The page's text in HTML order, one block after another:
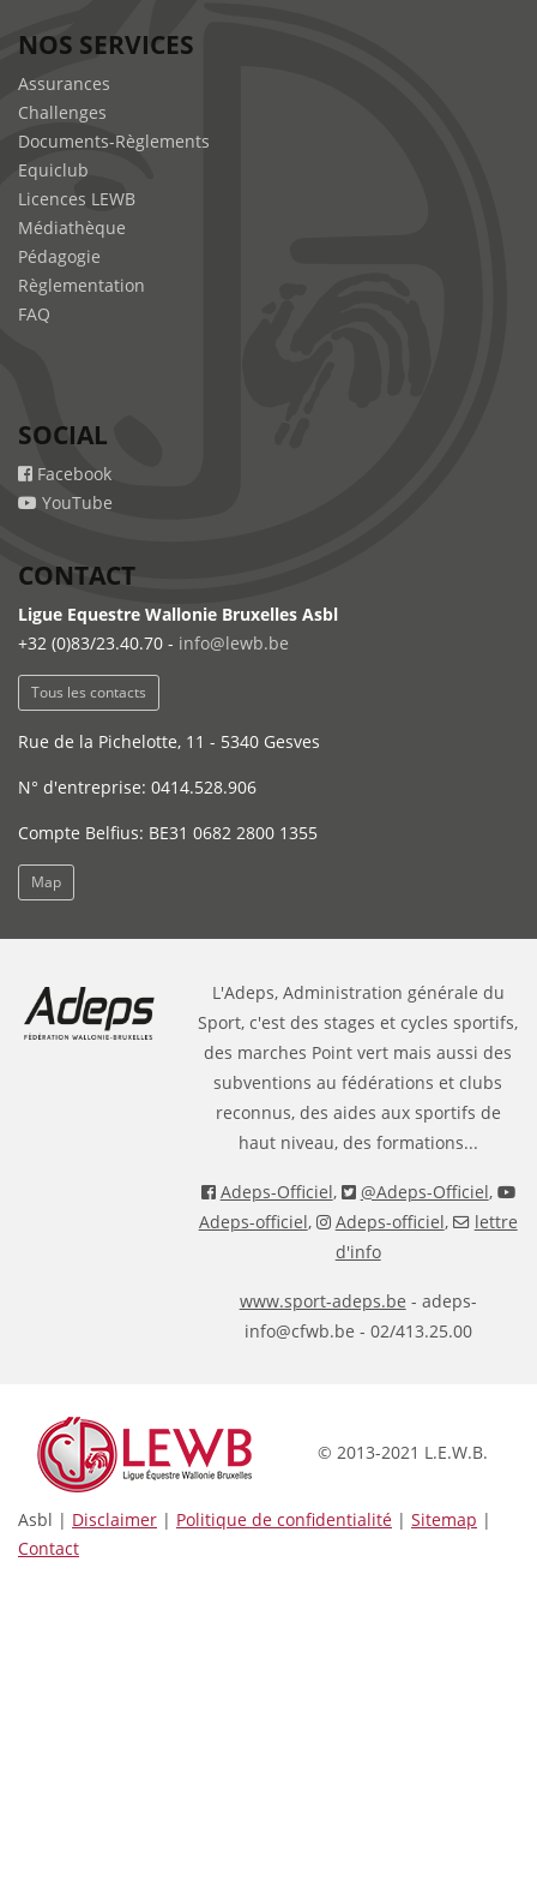
NOS SERVICES
Assurances
Challenges
Documents-Règlements
Equiclub
Licences LEWB
Médiathèque
Pédagogie
Règlementation
FAQ
SOCIAL
Facebook
YouTube
CONTACT
Ligue Equestre Wallonie Bruxelles Asbl
+32 (0)83/23.40.70 - info@lewb.be
Tous les contacts
Rue de la Pichelotte, 11 - 5340 Gesves
N° d'entreprise: 0414.528.906
Compte Belfius: BE31 0682 2800 1355
Map
L'Adeps, Administration générale du
Sport, c'est des stages et cycles sportifs,
des marches Point vert mais aussi des
subventions au fédérations et clubs
reconnus, des aides aux sportifs de
haut niveau, des formations...
Adeps-Officiel, @Adeps-Officiel,
Adeps-officiel, Adeps-officiel,
lettre
d'info
www.sport-adeps.be - adeps-
info@cfwb.be - 02/413.25.00
© 2013-2021 L.E.W.B.
Asbl | Disclaimer | Politique de confidentialité | Sitemap |
Contact